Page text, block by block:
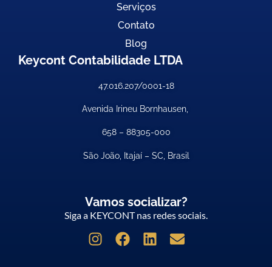
Serviços
Contato
Blog
Keycont Contabilidade LTDA
47.016.207/0001-18
Avenida Irineu Bornhausen,
658 – 88305-000
São João, Itajaí – SC, Brasil
Vamos socializar?
Siga a KEYCONT nas redes sociais.